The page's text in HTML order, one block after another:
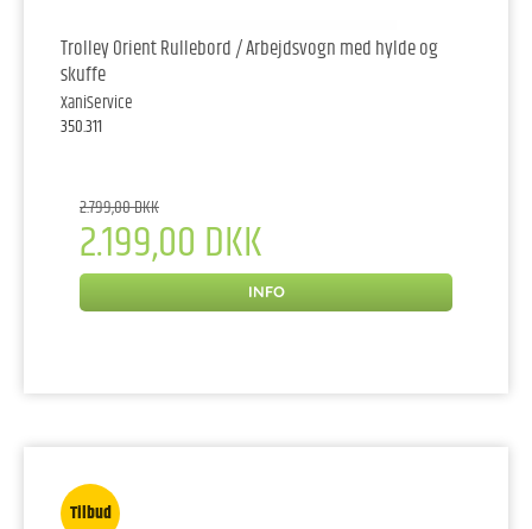
Trolley Orient Rullebord / Arbejdsvogn med hylde og
skuffe
XaniService
350.311
2.799,00 DKK
2.199,00 DKK
INFO
Tilbud